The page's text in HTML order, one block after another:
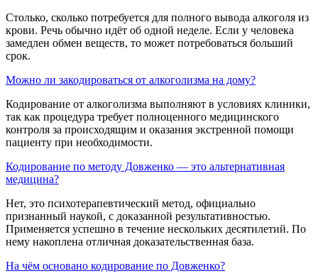
Столько, сколько потребуется для полного вывода алкоголя из
крови. Речь обычно идёт об одной неделе. Если у человека
замедлен обмен веществ, то может потребоваться больший
срок.
Можно ли закодироваться от алкоголизма на дому?
Кодирование от алкоголизма выполняют в условиях клиники,
так как процедура требует полноценного медицинского
контроля за происходящим и оказания экстренной помощи
пациенту при необходимости.
Кодирование по методу Довженко — это альтернативная
медицина?
Нет, это психотерапевтический метод, официально
признанный наукой, с доказанной результативностью.
Применяется успешно в течение нескольких десятилетий. По
нему накоплена отличная доказательственная база.
На чём основано кодирование по Довженко?